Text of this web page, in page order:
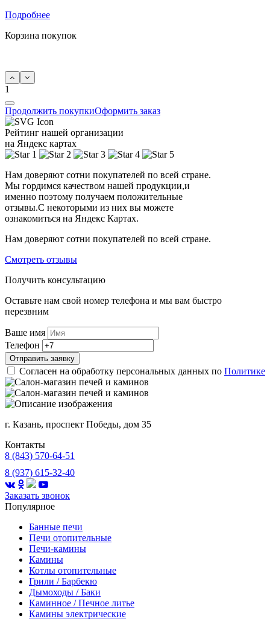
Подробнее
Корзина покупок
1
Продолжить покупкиОформить заказ
Рейтинг нашей организации
на Яндекс картах
Нам доверяют сотни покупателей по всей стране.
Мы гордимся качеством нашей продукции,и
именно поэтому получаем положительные
отзывы.С некоторыми из них вы можете
ознакомиться на Яндекс Картах.
Нам доверяют сотни покупателей по всей стране.
Смотреть отзывы
Получить консультацию
Оставьте нам свой номер телефона и мы вам быстро
перезвним
Ваше имя
Телефон
Отправить заявку
Согласен на обработку персональных данных по Политике
г. Казань, проспект Победы, дом 35
Контакты
8 (843) 570-64-51
8 (937) 615-32-40
Заказать звонок
Популярное
Банные печи
Печи отопительные
Печи-камины
Камины
Котлы отопительные
Грили / Барбекю
Дымоходы / Баки
Каминное / Печное литье
Камины электрические